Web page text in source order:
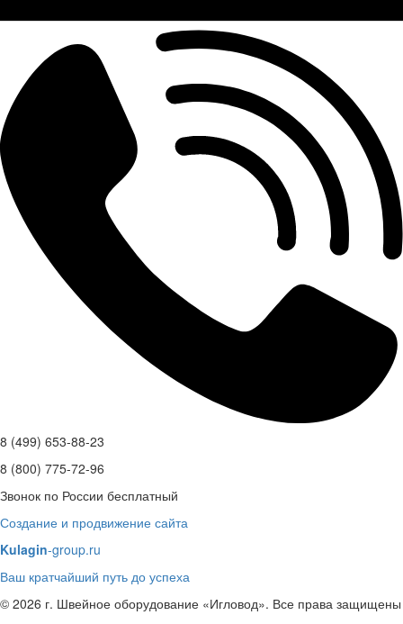
8 (499) 653-88-23
8 (800) 775-72-96
Звонок по России бесплатный
Создание и продвижение сайта
Kulagin-group.ru
Ваш кратчайший путь до успеха
© 2026 г. Швейное оборудование «Игловод». Все права защищены